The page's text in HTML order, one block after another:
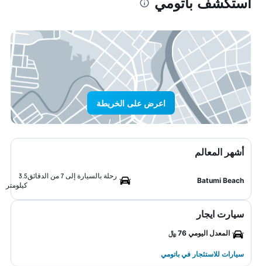
اعرض على الخريطة
أشهر المعالم
Batumi Beach
رحلة بالسيارة إلى 7 من الدقائق
3.5
كيلومتر
سيارت ايجار
المعدل اليومي 76 ﷼
سيارات للاستئجار في باتومي